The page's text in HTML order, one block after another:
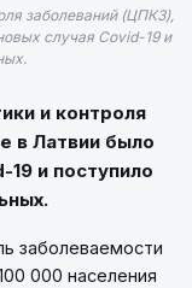
заболеваний (ЦПКЗ),
случая Covid-19 и
и контроля
в Латвии было
и поступило
заболеваемости
000 населения